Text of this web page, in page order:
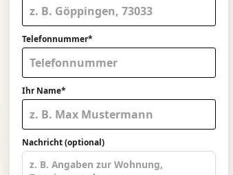
Telefonnummer*
Ihr Name*
Nachricht (optional)